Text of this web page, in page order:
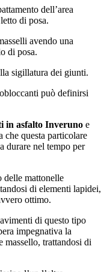
dell’area
di posa.
avendo una
di posa.
sigillatura dei giunti.
può definirsi
in asfalto Inveruno e
questa particolare
durare nel tempo per
delle mattonelle
di elementi lapidei,
ottimo.
di questo tipo
impegnativa la
trattandosi di